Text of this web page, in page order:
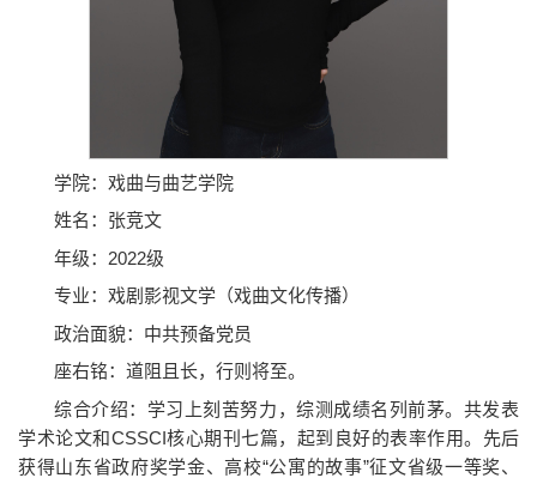
学院：戏曲与曲艺学院
姓名：张竞文
年级：2022级
专业：戏剧影视文学（戏曲文化传播）
政治面貌：中共预备党员
座右铭：道阻且长，行则将至。
综合介绍：学习上刻苦努力，综测成绩名列前茅。共发表
学术论文和CSSCI核心期刊七篇，起到良好的表率作用。先后
获得山东省政府奖学金、高校“公寓的故事”征文省级一等奖、